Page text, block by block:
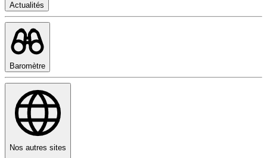
Actualités
Baromètre
Nos autres sites